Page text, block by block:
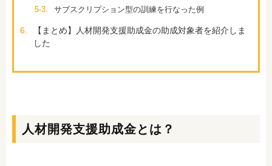
5-3.
サブスクリプション型の訓練を行なった例
6.
【まとめ】人材開発支援助成金の助成対象者を紹介しま
した
人材開発支援助成金とは？